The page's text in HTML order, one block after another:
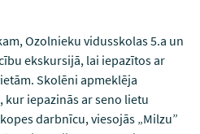
Ozolnieku vidusskolas 5.a un
ekskursijā, lai iepazītos ar
Skolēni apmeklēja
iepazinās ar seno lietu
darbnīcu, viesojās „Milzu”